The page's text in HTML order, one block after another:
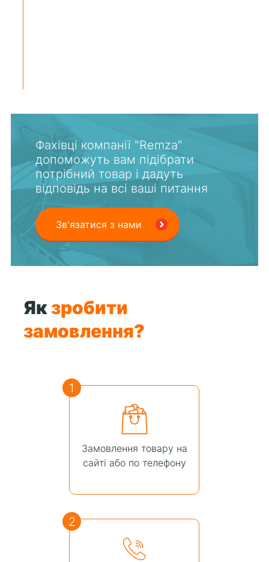
Фахівці компанії "Remza"
допоможуть вам підібрати
потрібний товар і дадуть
відповідь на всі ваші питання
Зв'язатися з нами
Якзробити
замовлення?
1
Замовлення товару на
сайті або по телефону
2